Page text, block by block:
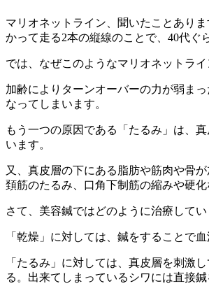
マリオネットライン、聞いたことあり
かって走る2本の縦線のことで、40代ぐ
では、なぜこのようなマリオネットラ
加齢によりターンオーバーの力が弱ま
なってしまいます。
もう一つの原因である「たるみ」は、
います。
又、真皮層の下にある脂肪や筋肉や骨
頚筋のたるみ、口角下制筋の縮みや硬
さて、美容鍼ではどのように治療してい
「乾燥」に対しては、鍼をすることで
「たるみ」に対しては、真皮層を刺激
る。出来てしまっているシワには直接鍼